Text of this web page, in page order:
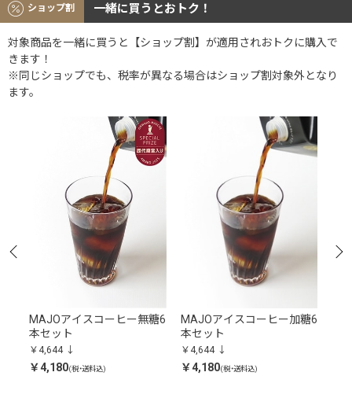
ショップ割 一緒に買うとおトク！
対象商品を一緒に買うと【ショップ割】が適用されおトクに購入で
きます！
※同じショップでも、税率が異なる場合はショップ割対象外となり
ます。
MAJOアイスコーヒー無糖6
本セット
￥4,644
￥4,180(税・送料込)
MAJOアイスコーヒー加糖6
本セット
￥4,644
￥4,180(税・送料込)